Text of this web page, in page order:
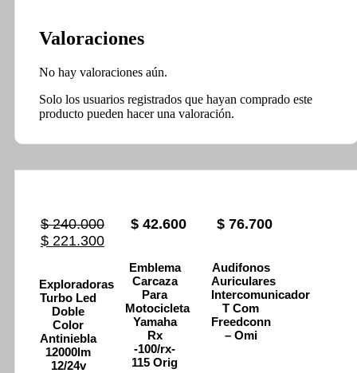
Valoraciones
No hay valoraciones aún.
Solo los usuarios registrados que hayan comprado este
producto pueden hacer una valoración.
$240.000
Original
$ 240.000.
$221.300Current
$ 221.300.
Exploradoras
Turbo Led
Doble
Color
Antiniebla
12000lm
12/24v
$ 42.600
Emblema
Carcaza
Para
Motocicleta
Yamaha
Rx
-100/rx-
115 Orig
$ 76.700
Audifonos
Auriculares
Intercomunicador
T Com
Freedconn
– Omi